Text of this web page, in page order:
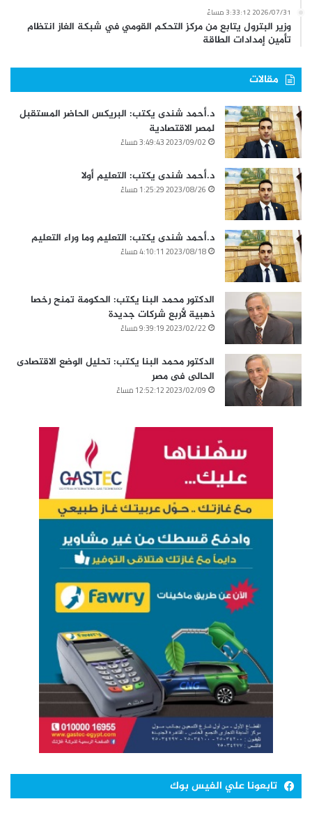
2026/07/31 3:33:12 مساءً
وزير البترول يتابع من مركز التحكم القومي في شبكة الغاز انتظام
تأمين إمدادات الطاقة
مقالات
د.أحمد شندى يكتب: البريكس الحاضر المستقبل
لمصر الاقتصادية
2023/09/02 3:49:43 مساءً
د.أحمد شندى يكتب: التعليم أولا
2023/08/26 1:25:29 مساءً
د.أحمد شندى يكتب: التعليم وما وراء التعليم
2023/08/18 4:10:11 مساءً
الدكتور محمد البنا يكتب: الحكومة تمنح رخصا
ذهبية لأربع شركات جديدة
2023/02/22 9:39:19 مساءً
الدكتور محمد البنا يكتب: تحليل الوضع الاقتصادى
الحالى فى مصر
2023/02/09 12:52:12 مساءً
تابعونا علي الفيس بوك